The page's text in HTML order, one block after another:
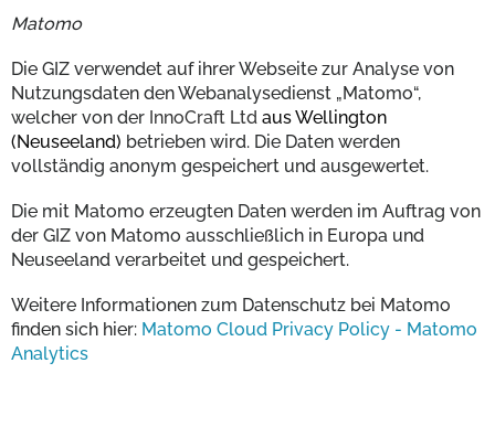
Matomo
Die GIZ verwendet auf ihrer Webseite zur Analyse von
Nutzungsdaten den Webanalysedienst „Matomo“,
welcher von der InnoCraft Ltd aus Wellington
(Neuseeland) betrieben wird. Die Daten werden
vollständig anonym gespeichert und ausgewertet.
Die mit Matomo erzeugten Daten werden im Auftrag von
der GIZ von Matomo ausschließlich in Europa und
Neuseeland verarbeitet und gespeichert.
Weitere Informationen zum Datenschutz bei Matomo
finden sich hier: Matomo Cloud Privacy Policy - Matomo
Analytics